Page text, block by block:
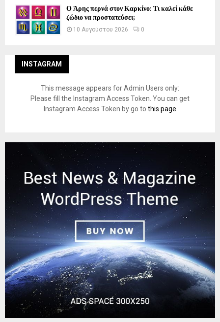
Ο Άρης περνά στον Καρκίνο: Τι καλεί κάθε
ζώδιο να προστατεύσει;
10 Αυγούστου 2026 0
INSTAGRAM
This message appears for Admin Users only:
Please fill the Instagram Access Token. You can get
Instagram Access Token by go to this page